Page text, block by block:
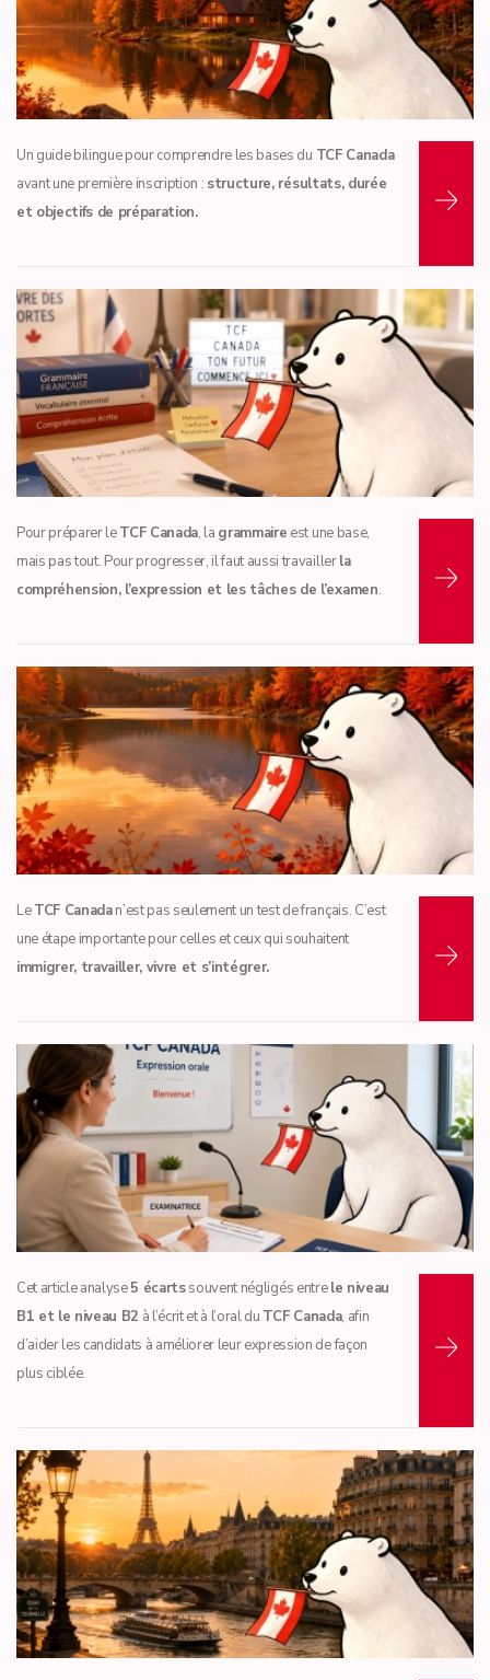
Un guide bilingue pour comprendre les bases du TCF Canada
avant une première inscription : structure, résultats, durée
et objectifs de préparation.
Pour préparer leTCF Canada, la grammaire est une base,
mais pas tout. Pour progresser, il faut aussi travaillerla
compréhension, l’expression et les tâches de l’examen.
LeTCF Canadan’est pas seulement un test de français. C’est
une étape importante pour celles et ceux qui souhaitent
immigrer, travailler, vivre et s’intégrer.
Cet article analyse5 écartssouvent négligés entrele niveau
B1 et le niveau B2 à l’écrit et à l’oral du TCF Canada, afin
d’aider les candidats à améliorer leur expression de façon
plus ciblée.